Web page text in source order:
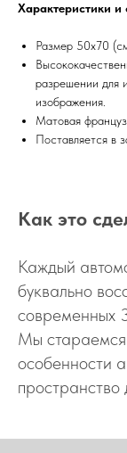
Характеристики и
Размер 50х70
разрешении для
изображения.
Матовая
Поставляется в
Как это
Каждый
буквально
современных
Мы
особенности
пространство